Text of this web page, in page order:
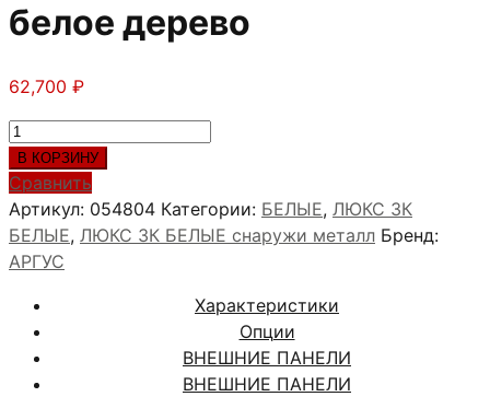
белое дерево
62,700 ₽
Количество
товара
ЛЮКС
3К
(белая)
ДУЭТ
дерево
В КОРЗИНУ
Сравнить
Артикул: 054804 Категории: БЕЛЫЕ, ЛЮКС 3К
БЕЛЫЕ, ЛЮКС 3К БЕЛЫЕ снаружи металл Бренд:
АРГУС
Характеристики
Опции
ВНЕШНИЕ ПАНЕЛИ
ВНЕШНИЕ ПАНЕЛИ